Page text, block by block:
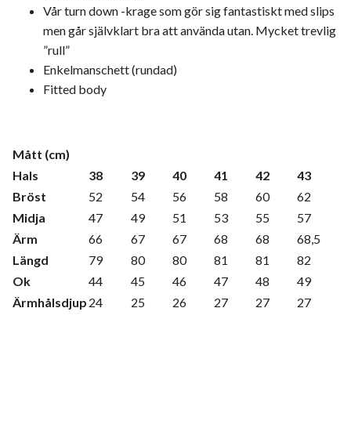
Vår turn down -krage som gör sig fantastiskt med slips
men går självklart bra att använda utan. Mycket trevlig
”rull”
Enkelmanschett (rundad)
Fitted body
Mått (cm)
Hals
38 39 40 41 42
43
Bröst
52 54 56 58 60
62
Midja
47 49 51 53 55
57
Ärm
66 67 67 68 68
68,5
Längd
79 80 80 81 81
82
Ok
44 45 46 47 48
49
Ärmhålsdjup 24 25 26 27 27 27